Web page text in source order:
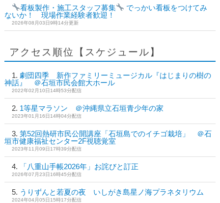
看板製作・施工スタッフ募集
でっかい看板をつけてみ
ないか！ 現場作業経験者歓迎！
2026年08月03日9時14分更新
アクセス順位【スケジュール】
劇団四季 新作ファミリーミュージカル『はじまりの樹の
神話』 ＠石垣市民会館大ホール
2022年02月10日14時53分配信
1等星マラソン ＠沖縄県立石垣青少年の家
2023年01月16日14時04分配信
第52回熱研市民公開講座「石垣島でのイチゴ栽培」 ＠石
垣市健康福祉センター2F視聴覚室
2023年11月09日17時39分配信
「八重山手帳2026年」お詫びと訂正
2026年07月23日16時45分配信
うりずんと若夏の夜 いしがき島星ノ海プラネタリウム
2024年04月05日15時17分配信